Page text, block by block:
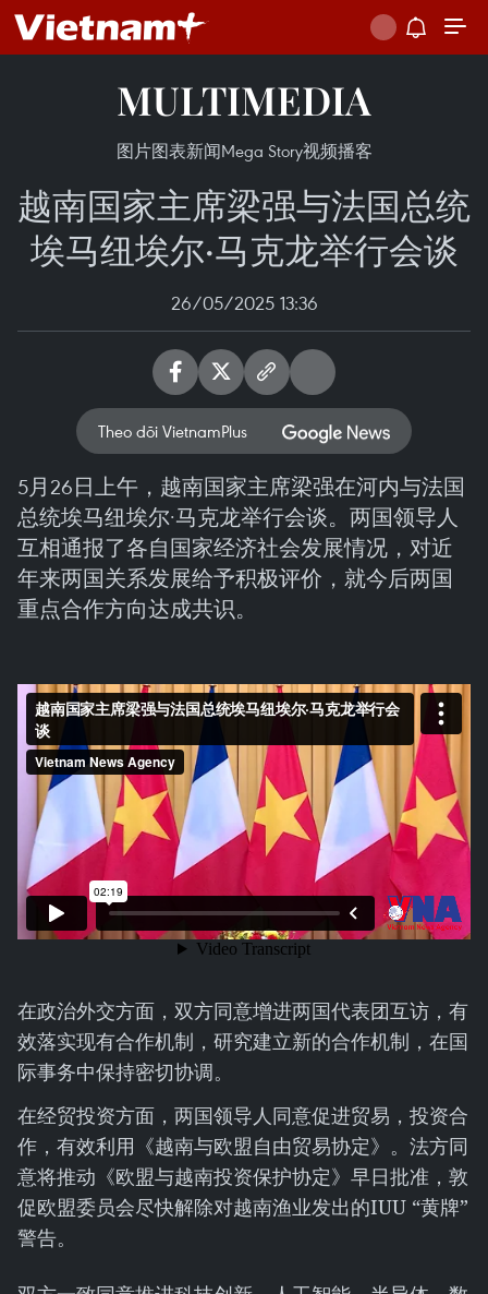
MULTIMEDIA
图片图表新闻Mega Story视频播客
越南国家主席梁强与法国总统
埃马纽埃尔·马克龙举行会谈
26/05/2025 13:36
Theo dõi VietnamPlus
5月26日上午，越南国家主席梁强在河内与法国
总统埃马纽埃尔·马克龙举行会谈。两国领导人
互相通报了各自国家经济社会发展情况，对近
年来两国关系发展给予积极评价，就今后两国
重点合作方向达成共识。
在政治外交方面，双方同意增进两国代表团互访，有
效落实现有合作机制，研究建立新的合作机制，在国
际事务中保持密切协调。
在经贸投资方面，两国领导人同意促进贸易，投资合
作，有效利用《越南与欧盟自由贸易协定》。法方同
意将推动《欧盟与越南投资保护协定》早日批准，敦
促欧盟委员会尽快解除对越南渔业发出的IUU “黄牌”
警告。